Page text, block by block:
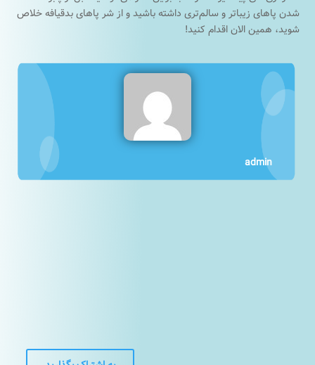
شدن پاهای زیباتر و سالم‌تری داشته باشید و از شر پاهای بدقیافه خلاص
شوید، همین الان اقدام کنید!
admin